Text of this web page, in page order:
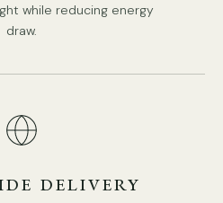
while reducing energy
draw.
DELIVERY